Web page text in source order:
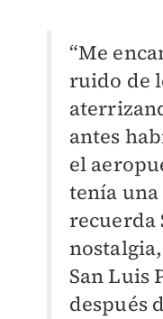
“Me
ruido de
antes
el
tenía una
recuerda
San Luis
después